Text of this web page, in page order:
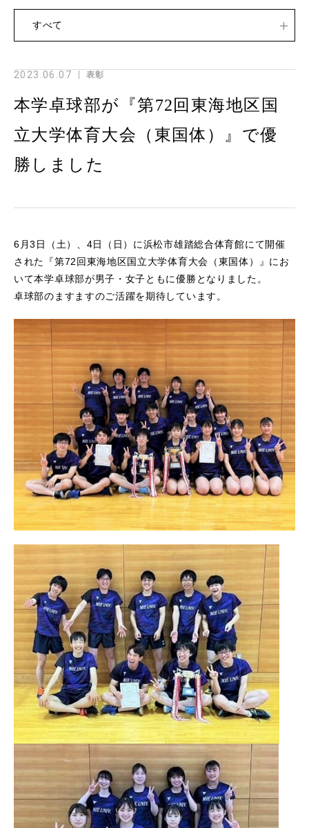
2023.06.07 表彰
本学卓球部が『第72回東海地区国
立大学体育大会（東国体）』で優
勝しました
6月3日（土）、4日（日）に浜松市雄踏総合体育館にて開催
された『第72回東海地区国立大学体育大会（東国体）』にお
いて本学卓球部が男子・女子ともに優勝となりました。
卓球部のますますのご活躍を期待しています。
すべて